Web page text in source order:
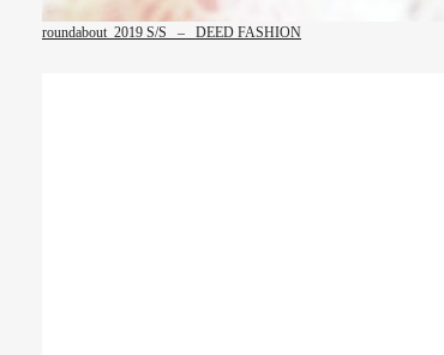
roundabout 2019 S/S – DEED FASHION